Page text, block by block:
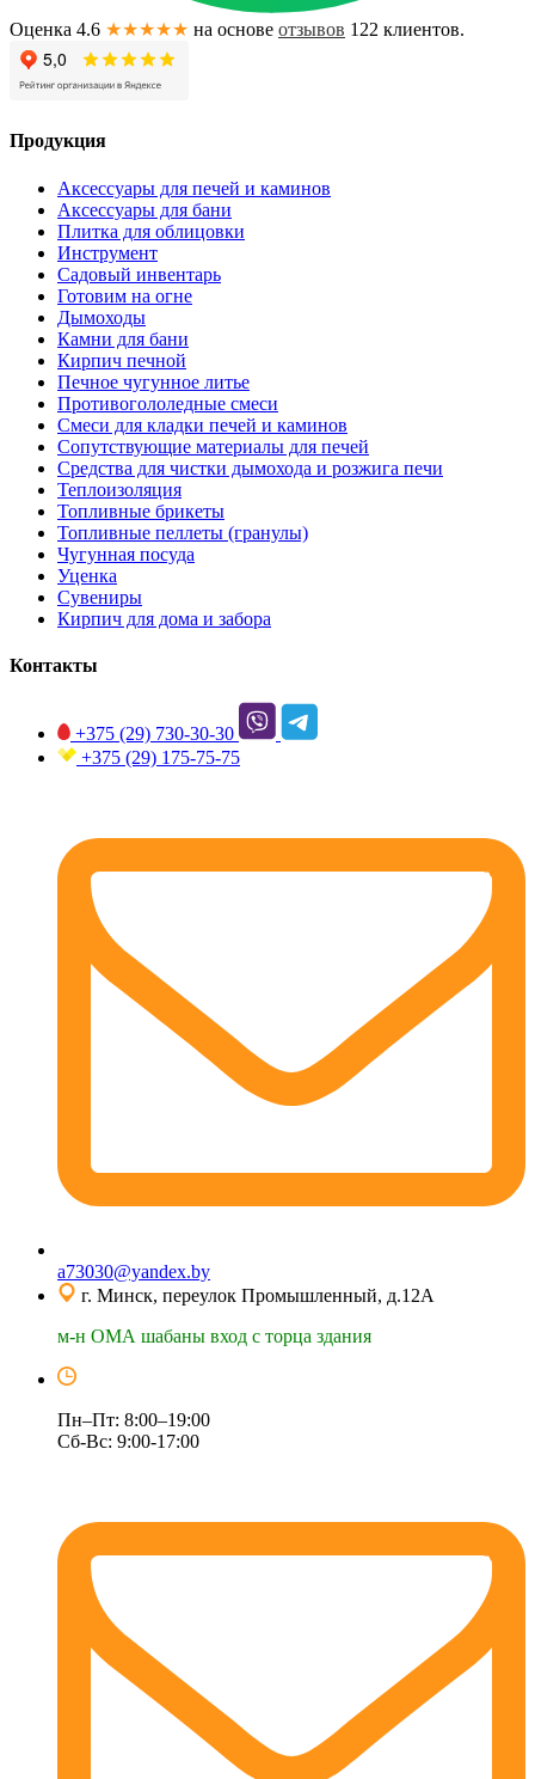
Оценка 4.6 ★★★★★ на основе отзывов 122 клиентов.
Продукция
Аксессуары для печей и каминов
Аксессуары для бани
Плитка для облицовки
Инструмент
Садовый инвентарь
Готовим на огне
Дымоходы
Камни для бани
Кирпич печной
Печное чугунное литье
Противогололедные смеси
Смеси для кладки печей и каминов
Сопутствующие материалы для печей
Средства для чистки дымохода и розжига печи
Теплоизоляция
Топливные брикеты
Топливные пеллеты (гранулы)
Чугунная посуда
Уценка
Сувениры
Кирпич для дома и забора
Контакты
+375 (29) 730-30-30
+375 (29) 175-75-75
a73030@yandex.by
г. Минск, переулок Промышленный, д.12А
м-н ОМА шабаны вход с торца здания
Пн–Пт: 8:00–19:00
Сб-Вс: 9:00-17:00